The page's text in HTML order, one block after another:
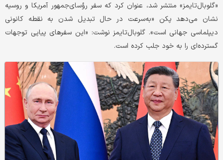
«گلوبال‌تایمز» منتشر شد، عنوان کرد که سفر رؤسای‌جمهور آمریکا و روسیه
نشان می‌دهد پکن «به‌سرعت در حال تبدیل شدن به نقطه کانونی
دیپلماسی جهانی است». گلوبال‌تایمز نوشت: «این سفرهای پیاپی توجهات
گسترده‌ای را به خود جلب کرده است.